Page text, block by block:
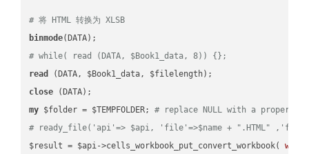
# 将 HTML 转换为 XLSB
binmode
# while( read (DATA, $Book1_data, 8)) {};
read
close
my $folder = $TEMPFOLDER; # replace NULL with a proper
# ready_file('api'=> $api, 'file'=>$name + ".HTML"
$result = $api->cells_workbook_put_convert_workbook(